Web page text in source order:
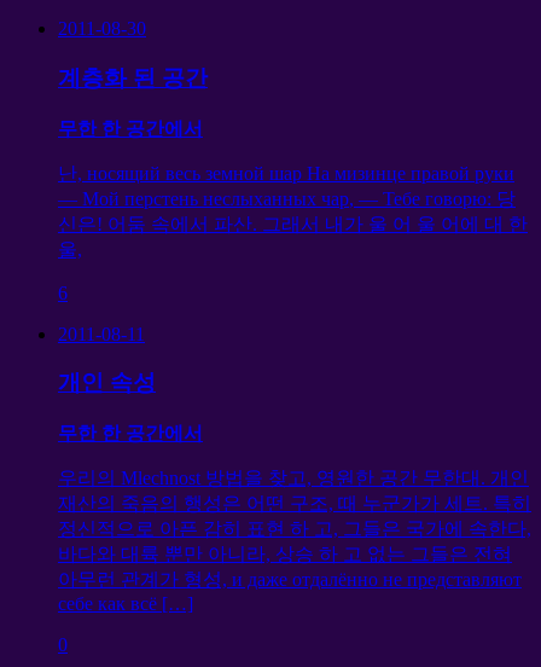
2011-08-30
계층화 된 공간
무한 한 공간에서
난, носящий весь земной шар На мизинце правой руки
— Мой перстень неслыханных чар, — Тебе говорю: 당
신은! 어둠 속에서 파산. 그래서 내가 울 어 울 어에 대 한
울,
6
2011-08-11
개인 속성
무한 한 공간에서
우리의 Mlechnost 방법을 찾고, 영원한 공간 무한대. 개인
재산의 죽음의 행성은 어떤 구조, 때 누군가가 세트. 특히
정신적으로 아픈 감히 표현 하 고, 그들은 국가에 속한다,
바다와 대륙 뿐만 아니라, 상승 하 고 없는 그들은 전혀
아무런 관계가 형성, и даже отдалённо не представляют
себе как всё […]
0